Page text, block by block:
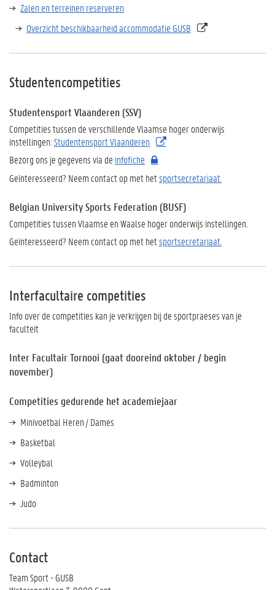
Zalen en terreinen reserveren
Overzicht beschikbaarheid accommodatie GUSB
Studentencompetities
Studentensport Vlaanderen (SSV)
Competities tussen de verschillende Vlaamse hoger onderwijs
instellingen:Studentensport Vlaanderen
Bezorg ons je gegevens via de infofiche
Geïnteresseerd? Neem contact op met hetsportsecretariaat.
Belgian University Sports Federation (BUSF)
Competities tussen Vlaamse en Waalse hoger onderwijs instellingen
Geïnteresseerd? Neem contact op met hetsportsecretariaat.
Interfacultaire competities
Info over de competities kan je verkrijgen bij de sportpraeses van je
faculteit
Inter Facultair Tornooi (gaat dooreind oktober / begin
november)
Competities gedurende het academiejaar
Minivoetbal Heren / Dames
Basketbal
Volleybal
Badminton
Judo
Contact
Team Sport - GUSB